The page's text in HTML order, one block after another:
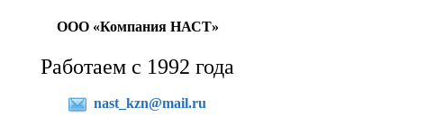
ООО «Компания НАСТ»
Работаем с 1992 года
nast_kzn@mail.ru